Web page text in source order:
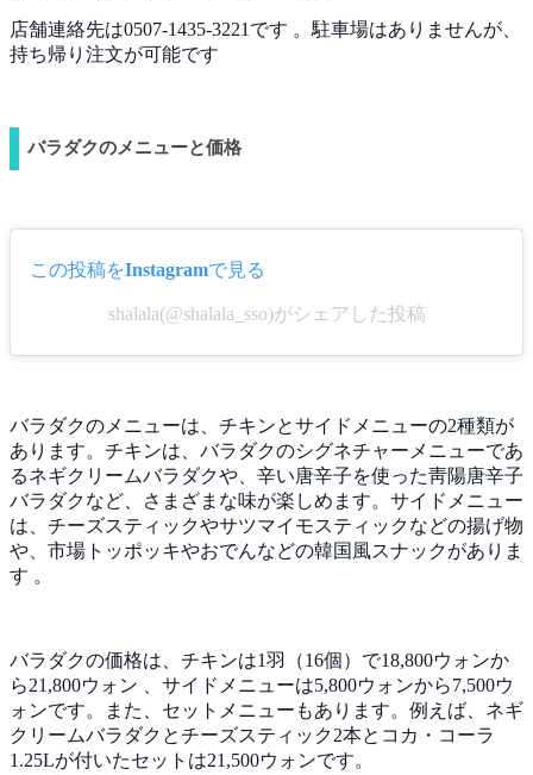
店舗連絡先は0507-1435-3221です 。駐車場はありませんが、
持ち帰り注文が可能です
バラダクのメニューと価格
この投稿をInstagramで見る
shalala(@shalala_sso)がシェアした投稿
バラダクのメニューは、チキンとサイドメニューの2種類が
あります。チキンは、バラダクのシグネチャーメニューであ
るネギクリームバラダクや、辛い唐辛子を使った靑陽唐辛子
バラダクなど、さまざまな味が楽しめます。サイドメニュー
は、チーズスティックやサツマイモスティックなどの揚げ物
や、市場トッポッキやおでんなどの韓国風スナックがありま
す 。
バラダクの価格は、チキンは1羽（16個）で18,800ウォンか
ら21,800ウォン 、サイドメニューは5,800ウォンから7,500ウ
ォンです。また、セットメニューもあります。例えば、ネギ
クリームバラダクとチーズスティック2本とコカ・コーラ
1.25Lが付いたセットは21,500ウォンです。